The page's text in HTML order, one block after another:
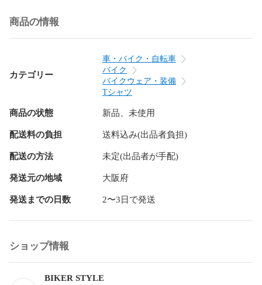
［配送について］
Tシャツ単体の場合、配送は基本ヤマト運輸のネコポスを利用
します。ポスト投函となりますのでご了承ください。
キーワード：バイクTシャツ 　バッテリー　マフラー　パー
ツ ゼファーXJR CB SR GS zephyr Z KZ
ください！
在庫がある場合がございます
air-001-tshirt
商品の情報
カテゴリー
車・バイク・自転車
バイク
バイクウェア・装備
Tシャツ
商品の状態 新品、未使用
配送料の負担 送料込み(出品者負担)
配送の方法 未定(出品者が手配)
発送元の地域 大阪府
発送までの日数 2〜3日で発送
ショップ情報
BIKER STYLE